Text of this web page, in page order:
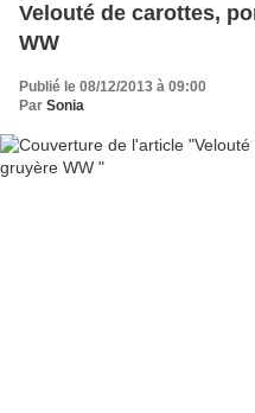
Velouté de carottes,
WW
Publié le 08/12/2013 à 09:00
Par Sonia